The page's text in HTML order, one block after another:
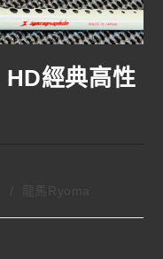
經典高性
龍馬Ryoma